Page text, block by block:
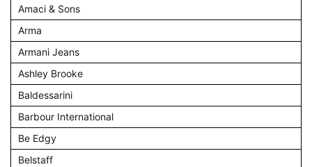
Amaci & Sons
Arma
Armani Jeans
Ashley Brooke
Baldessarini
Barbour International
Be Edgy
Belstaff